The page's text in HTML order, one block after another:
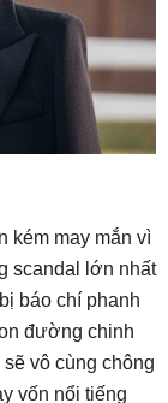
kém may mắn vì
scandal lớn nhất
báo chí phanh
đường chinh
vô cùng chông
vốn nổi tiếng